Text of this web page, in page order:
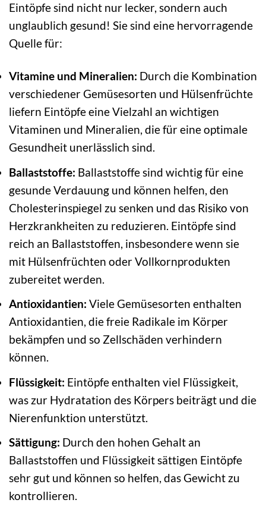
Eintöpfe sind nicht nur lecker, sondern auch
unglaublich gesund! Sie sind eine hervorragende
Quelle für:
Vitamine und Mineralien: Durch die Kombination
verschiedener Gemüsesorten und Hülsenfrüchte
liefern Eintöpfe eine Vielzahl an wichtigen
Vitaminen und Mineralien, die für eine optimale
Gesundheit unerlässlich sind.
Ballaststoffe: Ballaststoffe sind wichtig für eine
gesunde Verdauung und können helfen, den
Cholesterinspiegel zu senken und das Risiko von
Herzkrankheiten zu reduzieren. Eintöpfe sind
reich an Ballaststoffen, insbesondere wenn sie
mit Hülsenfrüchten oder Vollkornprodukten
zubereitet werden.
Antioxidantien: Viele Gemüsesorten enthalten
Antioxidantien, die freie Radikale im Körper
bekämpfen und so Zellschäden verhindern
können.
Flüssigkeit: Eintöpfe enthalten viel Flüssigkeit,
was zur Hydratation des Körpers beiträgt und die
Nierenfunktion unterstützt.
Sättigung: Durch den hohen Gehalt an
Ballaststoffen und Flüssigkeit sättigen Eintöpfe
sehr gut und können so helfen, das Gewicht zu
kontrollieren.